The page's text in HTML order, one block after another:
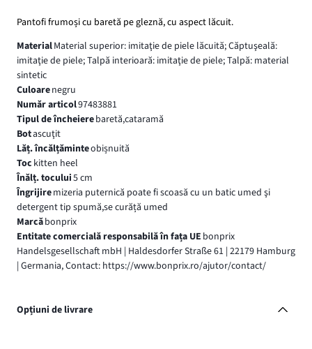
Pantofi frumoși cu baretă pe gleznă, cu aspect lăcuit.
MaterialMaterial superior: imitaţie de piele lăcuită; Căptuşeală:
imitaţie de piele; Talpă interioară: imitaţie de piele; Talpă: material
sintetic
Culoarenegru
Număr articol97483881
Tipul de încheierebaretă,cataramă
Botascuţit
Lăț. încălțăminteobișnuită
Toc kitten heel
Înălț. tocului5 cm
Îngrijiremizeria puternică poate fi scoasă cu un batic umed şi
detergent tip spumă,se curăță umed
Marcăbonprix
Entitate comercială responsabilă în fața UE bonprix
Handelsgesellschaft mbH | Haldesdorfer Straße 61 | 22179 Hamburg
| Germania, Contact: https://www.bonprix.ro/ajutor/contact/
Opțiuni de livrare